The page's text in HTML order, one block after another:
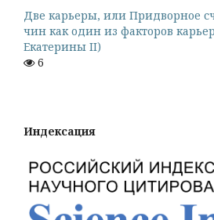
Две карьеры, или Придворное
чин как один из факторов
Екатерины II)
6
Индексация